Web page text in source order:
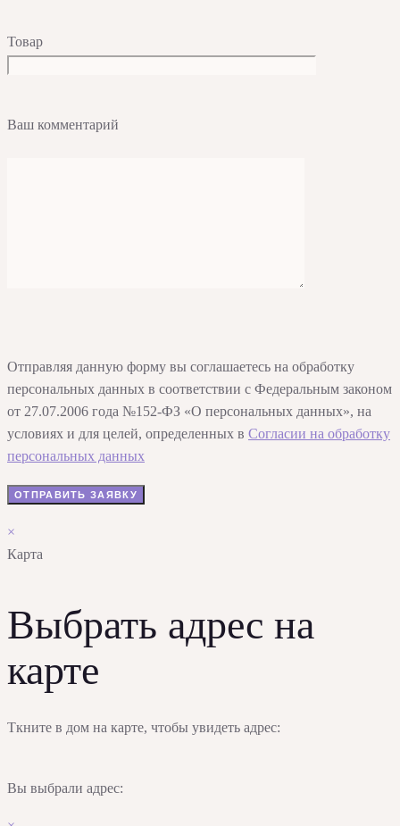
Товар
Ваш комментарий
Отправляя данную форму вы соглашаетесь на обработку
персональных данных в соответствии с Федеральным законом
от 27.07.2006 года №152-ФЗ «О персональных данных», на
условиях и для целей, определенных в Согласии на обработку
персональных данных
×
Карта
Выбрать адрес на
карте
Ткните в дом на карте, чтобы увидеть адрес:
Вы выбрали адрес: